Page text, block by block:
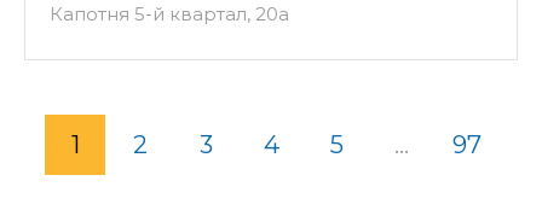
Капотня 5-й квартал, 20а
1 2 3 4 5 ... 97